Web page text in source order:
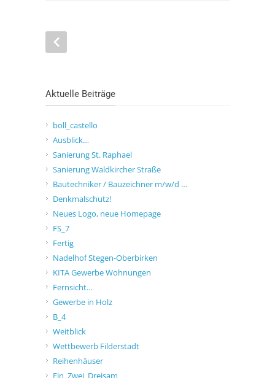
Aktuelle Beiträge
boll_castello
Ausblick…
Sanierung St. Raphael
Sanierung Waldkircher Straße
Bautechniker / Bauzeichner m/w/d …
Denkmalschutz!
Neues Logo, neue Homepage
FS_7
Fertig
Nadelhof Stegen-Oberbirken
KITA Gewerbe Wohnungen
Fernsicht…
Gewerbe in Holz
B_4
Weitblick
Wettbewerb Filderstadt
Reihenhäuser
Ein_Zwei_Dreisam